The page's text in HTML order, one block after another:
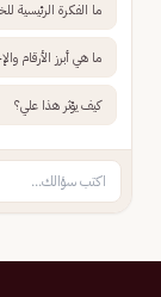
ما الفكرة الرئيسية
ما هي أبرز الأرقام
كيف يؤثر هذا علي؟